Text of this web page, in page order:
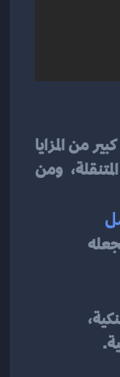
يمكن حمل الجهاز بسهولة مما يجعله